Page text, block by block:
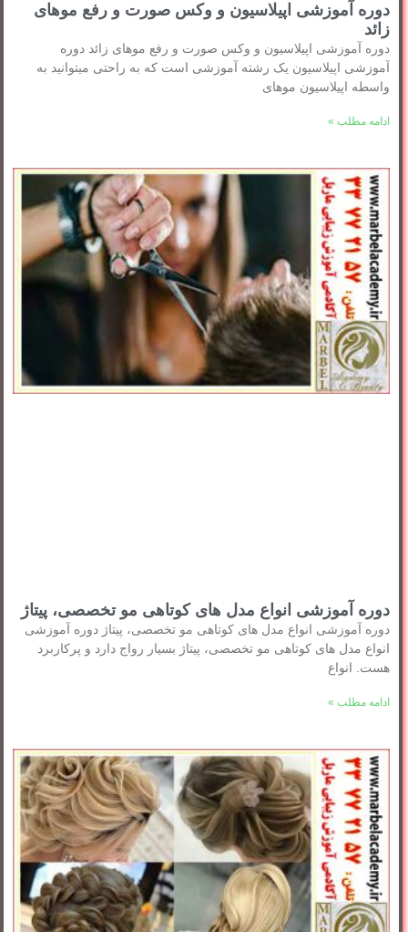
دوره آموزشی اپیلاسیون و وکس صورت و رفع موهای
زائد
دوره آموزشی اپیلاسیون و وکس صورت و رفع موهای زائد دوره
آموزشی اپیلاسیون یک رشته آموزشی است که به راحتی میتوانید به
واسطه اپیلاسیون موهای
ادامه مطلب »
دوره آموزشی انواع مدل های کوتاهی مو تخصصی، پیتاژ
دوره آموزشی انواع مدل های کوتاهی مو تخصصی، پیتاژ دوره آموزشی
انواع مدل های کوتاهی مو تخصصی، پیتاژ بسیار رواج دارد و پرکاربرد
هست. انواع
ادامه مطلب »